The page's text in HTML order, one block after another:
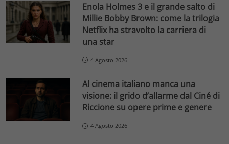
Enola Holmes 3 e il grande salto di
Millie Bobby Brown: come la trilogia
Netflix ha stravolto la carriera di
una star
4 Agosto 2026
Al cinema italiano manca una
visione: il grido d’allarme dal Ciné di
Riccione su opere prime e genere
4 Agosto 2026